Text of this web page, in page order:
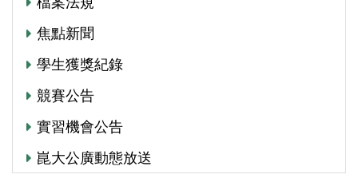
焦點新聞
學生獲獎紀錄
競賽公告
實習機會公告
崑大公廣動態放送